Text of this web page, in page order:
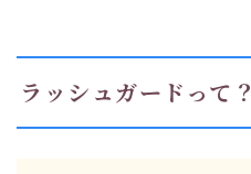
ラッシュガードって？